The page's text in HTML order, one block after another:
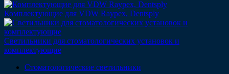
Комплектующие для VDW Raypex, Dentsply
Светильники для стоматологических установок и
комплектующие
Стоматологические светильники